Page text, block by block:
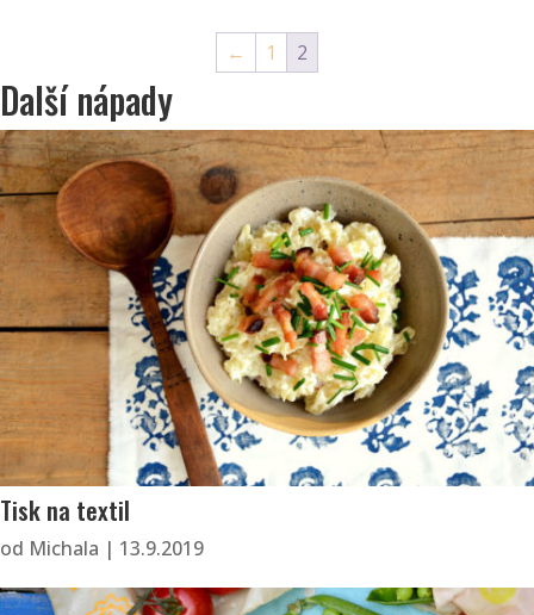
← 1 2
Další nápady
Tisk na textil
od Michala | 13.9.2019